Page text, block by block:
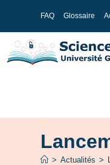
FAQ Glossaire
> Actualités >